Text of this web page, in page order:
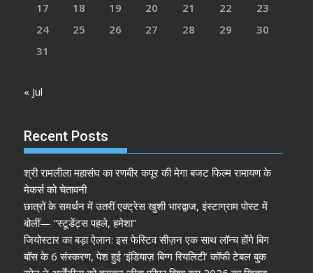
17
18 19 20 21 22
23
24
25 26 27 28 29
30
31
« Jul
Recent Posts
श्री रामलीला महासंघ का रणबीर कपूर की मेगा बजट फिल्म रामायण के
मेकर्स को चेतावनी
छात्रों के समर्थन में उतरीं एक्ट्रेस खुशी भारद्वाज, इंस्टाग्राम पोस्ट में
बोलीं— “स्टूडेंट्स पहले, हमेशा”
जियोस्टार का बड़ा ऐलान: इस फेस्टिव सीज़न एक साथ लॉन्च होंगे बिग
बॉस के 6 संस्करण, पेश हुई ‘इंडियाज़ बिग्ग रियलिटी’ कॉफी टेबल बुक